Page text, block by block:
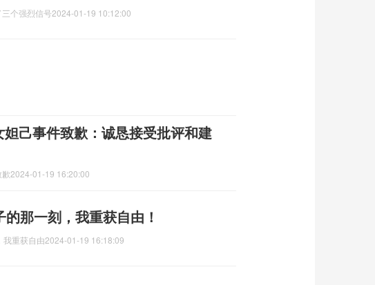
个强烈信号2024-01-19 10:12:00
己事件致歉：诚恳接受批评和建
2024-01-19 16:20:00
那一刻，我重获自由！
我重获自由2024-01-19 16:18:09